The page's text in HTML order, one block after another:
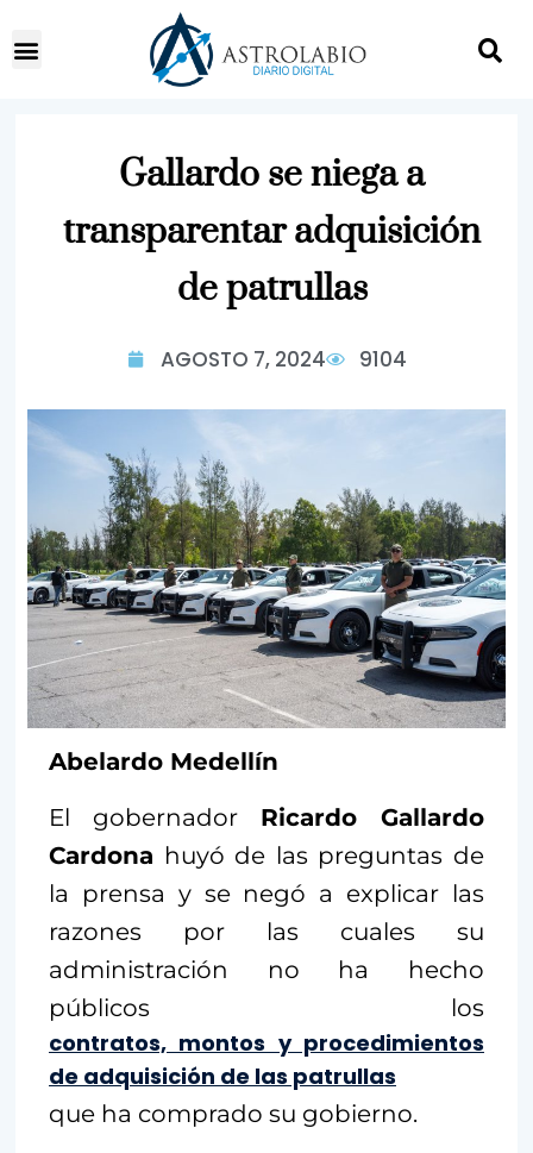
Gallardo se niega a
transparentar adquisición
de patrullas
AGOSTO 7, 2024 9104
Abelardo Medellín
El gobernador Ricardo Gallardo
Cardona huyó de las preguntas de
la prensa y se negó a explicar las
razones por las cuales su
administración no ha hecho
públicos los
contratos, montos y procedimientos
de adquisición de las patrullas
que ha comprado su gobierno.